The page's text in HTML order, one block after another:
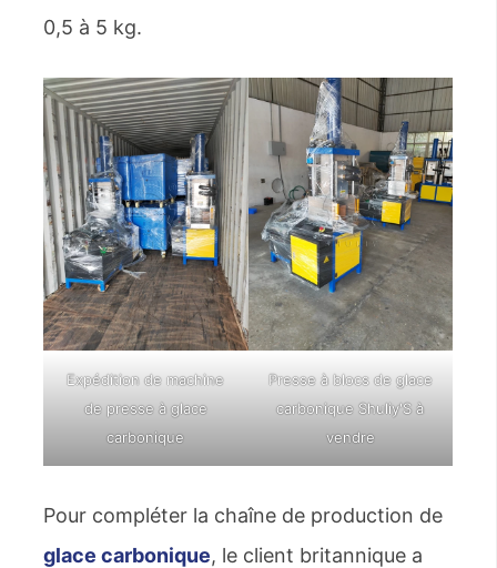
0,5 à 5 kg.
Expédition de machine
de presse à glace
carbonique
Presse à blocs de glace
carbonique Shuliy'S à
vendre
Pour compléter la chaîne de production de
glace carbonique, le client britannique a